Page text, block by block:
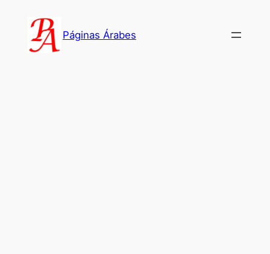
contenido
Páginas Árabes